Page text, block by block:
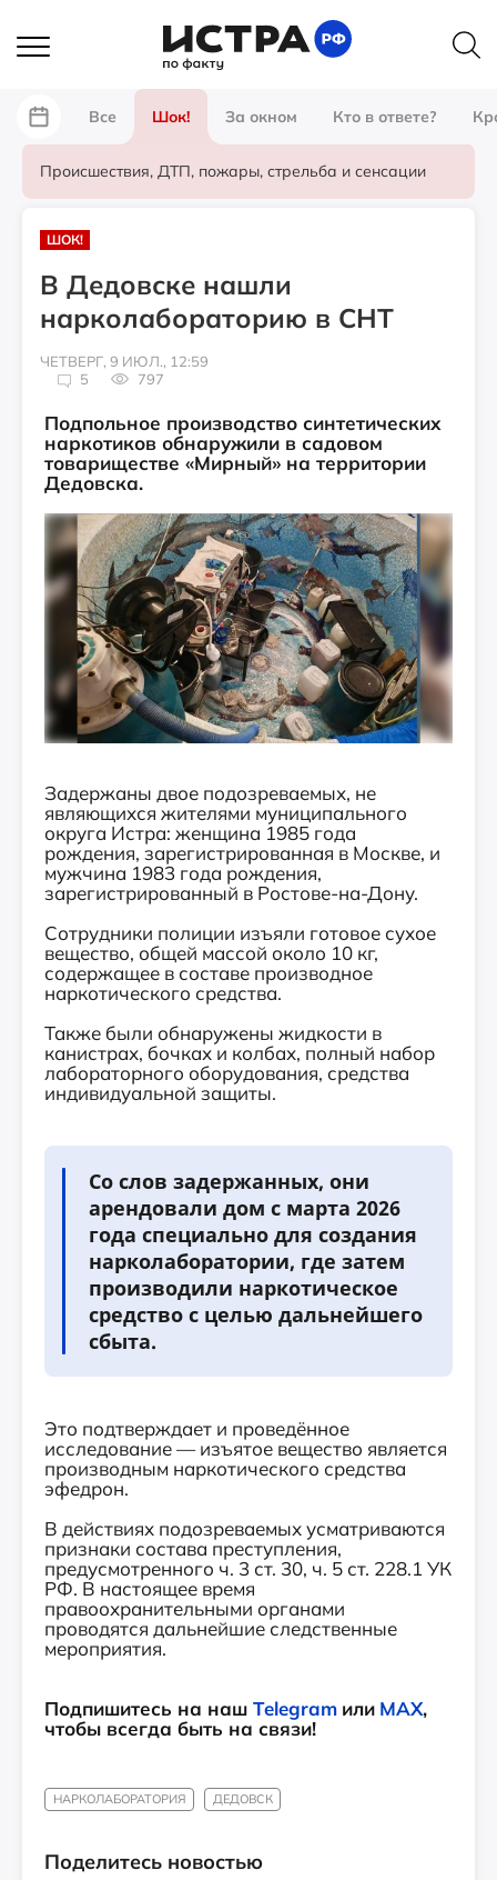
Все Шок! За окном Кто в ответе?
Происшествия, ДТП, пожары, стрельба и сенсации
ШОК!
В Дедовске нашли
нарколабораторию в СНТ
ЧЕТВЕРГ, 9 ИЮЛ., 12:59
5
797
Подпольное производство синтетических
наркотиков обнаружили в садовом
товариществе «Мирный» на территории
Дедовска.
Задержаны двое подозреваемых, не
являющихся жителями муниципального
округа Истра: женщина 1985 года
рождения, зарегистрированная в Москве, и
мужчина 1983 года рождения,
зарегистрированный в Ростове-на-Дону.
Сотрудники полиции изъяли готовое сухое
вещество, общей массой около 10 кг,
содержащее в составе производное
наркотического средства.
Также были обнаружены жидкости в
канистрах, бочках и колбах, полный набор
лабораторного оборудования, средства
индивидуальной защиты.
Со слов задержанных, они
арендовали дом с марта 2026
года специально для создания
нарколаборатории, где затем
производили наркотическое
средство с целью дальнейшего
сбыта.
Это подтверждает и проведённое
исследование — изъятое вещество является
производным наркотического средства
эфедрон.
В действиях подозреваемых усматриваются
признаки состава преступления,
предусмотренного ч. 3 ст. 30, ч. 5 ст. 228.1 УК
РФ. В настоящее время
правоохранительными органами
проводятся дальнейшие следственные
мероприятия.
Подпишитесь на наш Telegram или MAX,
чтобы всегда быть на связи!
НАРКОЛАБОРАТОРИЯ ДЕДОВСК
Поделитесь новостью